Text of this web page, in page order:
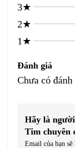
3★
2★
1★
Đánh giá
Chưa có đánh
Hãy là
Tim chuyên
Email của bạn